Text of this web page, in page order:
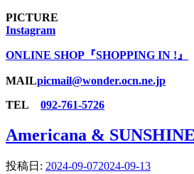
PICTURE
Instagram
ONLINE SHOP『SHOPPING IN !』
MAILpicmail@wonder.ocn.ne.jp
TEL
092-761-5726
Americana &
投稿日: 2024-09-072024-09-13